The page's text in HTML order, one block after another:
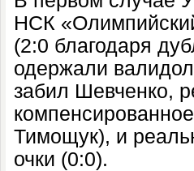
НСК
(2:0 благодаря
одержали
забил Шевченко,
Тимощук), и
очки (0:0).